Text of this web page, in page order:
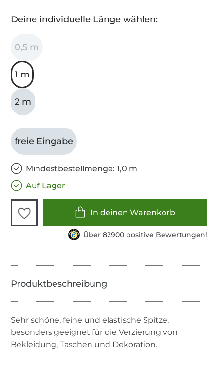
Deine individuelle Länge wählen:
0,5 m
1 m
2 m
freie Eingabe
Mindestbestellmenge: 1,0 m
Auf Lager
In deinen Warenkorb
Über 82900 positive Bewertungen!
Sehr schöne, feine und elastische Spitze,
besonders geeignet für die Verzierung von
Bekleidung, Taschen und Dekoration.